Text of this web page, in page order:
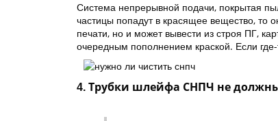
Система непрерывной подачи, покрытая
частицы попадут в красящее вещество, то
печати, но и может вывести из строя ПГ,
очередным пополнением краской. Если
4. Трубки шлейфа СНПЧ не